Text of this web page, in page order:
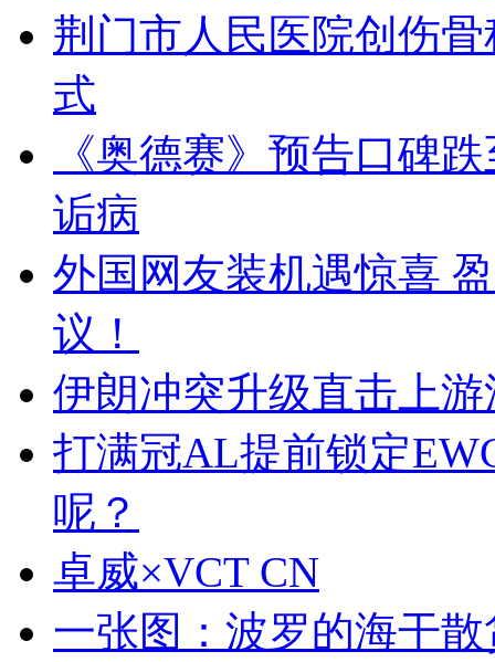
荆门市人民医院创伤
式
《奥德赛》预告口碑
诟病
外国网友装机遇惊喜
议！
伊朗冲突升级直击上
打满冠AL提前锁定
呢？
卓威×VCT CN
一张图：波罗的海干